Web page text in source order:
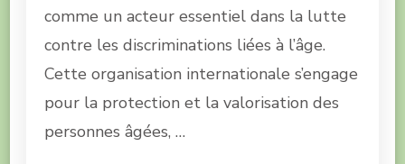
comme un acteur essentiel dans la lutte
contre les discriminations liées à l’âge.
Cette organisation internationale s’engage
pour la protection et la valorisation des
personnes âgées, …